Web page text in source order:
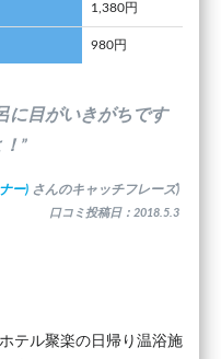
1,380円
980円
に目がいきがちです
”
ー) さんのキャッチフレーズ)
口コミ投稿日：2018.5.3
テル聚楽の日帰り温浴施